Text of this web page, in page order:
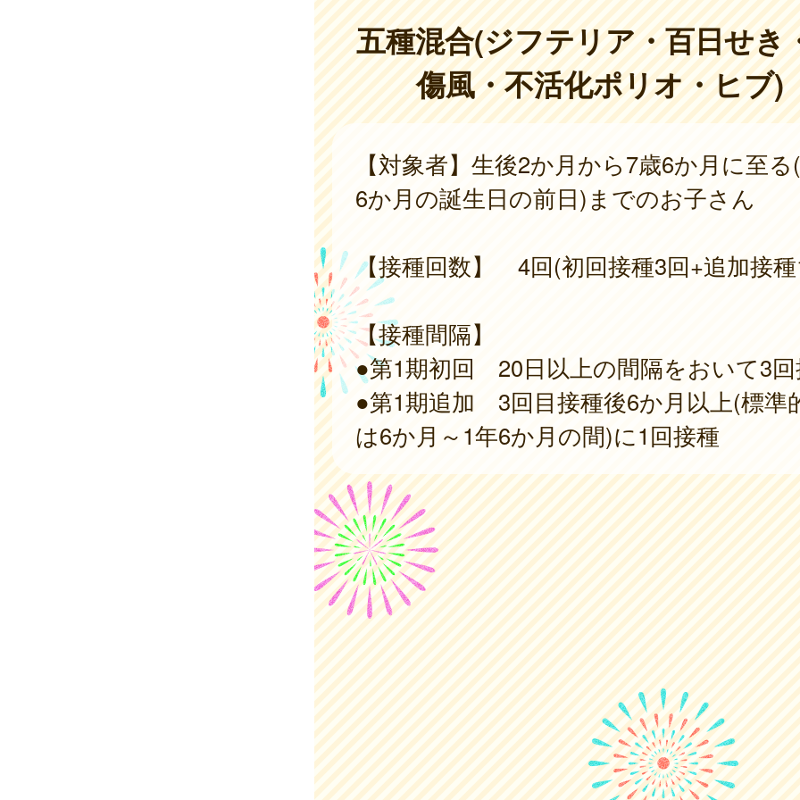
五種混合(ジフテリア・百日せき
傷風・不活化ポリオ・ヒブ)
【対象者】生後2か月から7歳6か月に至る
6か月の誕生日の前日)までのお子さん
【接種回数】 4回(初回接種3回+追加接
【接種間隔】
●第1期初回 20日以上の間隔をおいて3回
●第1期追加 3回目接種後6か月以上(標準
は6か月～1年6か月の間)に1回接種